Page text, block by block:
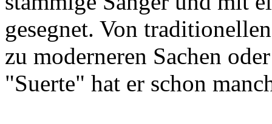
gesegnet. Von
zu moderneren Sachen
"Suerte" hat er schon